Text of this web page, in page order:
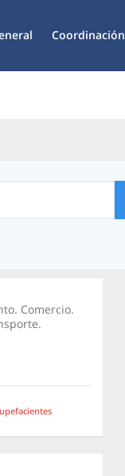
Coordinación
Comercio.